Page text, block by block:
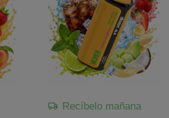
Recíbelo mañana